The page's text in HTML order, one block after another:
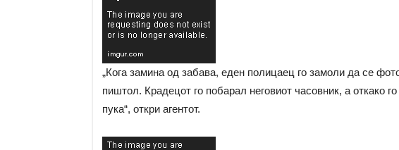
„Кога замина од забава, еден полицаец го замоли да се
пиштол. Крадецот го побарал неговиот часовник, а откако
пука“, откри агентот.